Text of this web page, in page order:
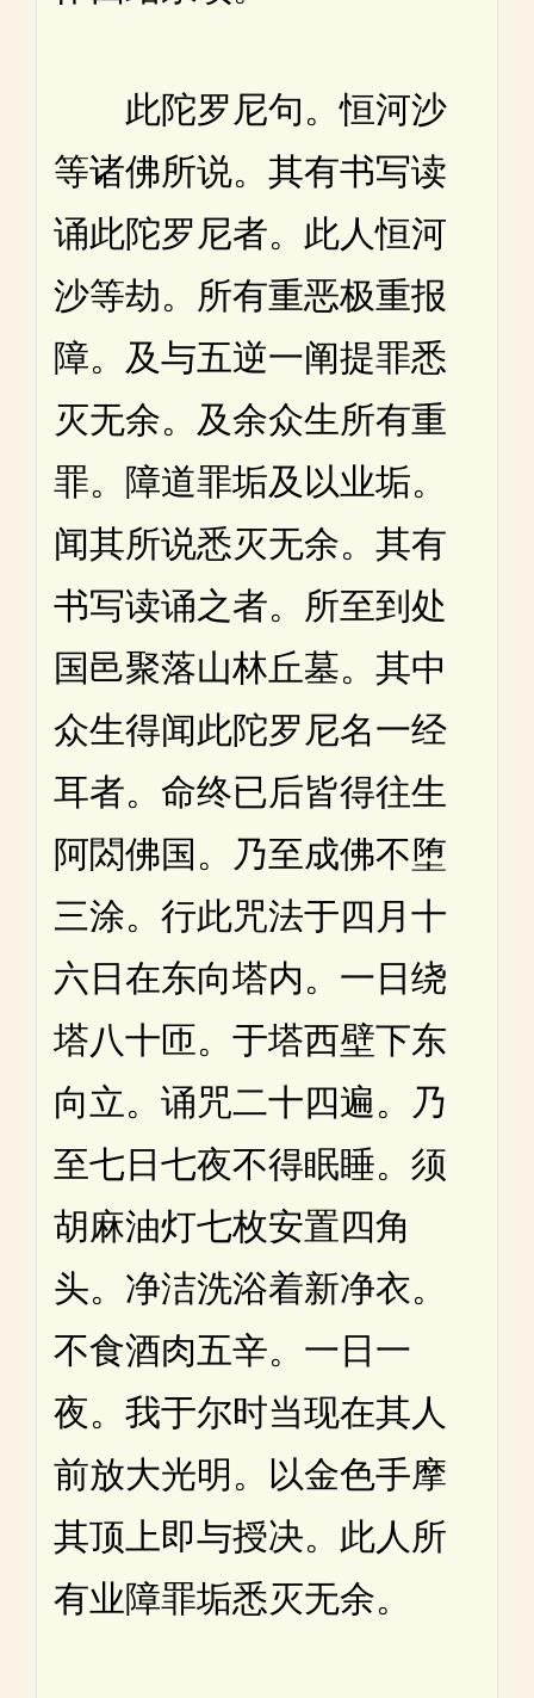
此陀罗尼句。恒河沙
等诸佛所说。其有书写读
诵此陀罗尼者。此人恒河
沙等劫。所有重恶极重报
障。及与五逆一阐提罪悉
灭无余。及余众生所有重
罪。障道罪垢及以业垢。
闻其所说悉灭无余。其有
书写读诵之者。所至到处
国邑聚落山林丘墓。其中
众生得闻此陀罗尼名一经
耳者。命终已后皆得往生
阿閦佛国。乃至成佛不堕
三涂。行此咒法于四月十
六日在东向塔内。一日绕
塔八十匝。于塔西壁下东
向立。诵咒二十四遍。乃
至七日七夜不得眠睡。须
胡麻油灯七枚安置四角
头。净洁洗浴着新净衣。
不食酒肉五辛。一日一
夜。我于尔时当现在其人
前放大光明。以金色手摩
其顶上即与授决。此人所
有业障罪垢悉灭无余。